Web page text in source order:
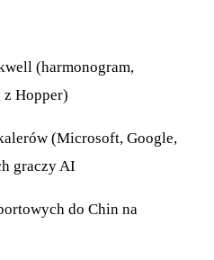
(harmonogram,
z Hopper)
(Microsoft, Google,
graczy AI
do Chin na